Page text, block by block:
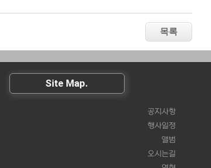
Site Map.
공지사항
행사일정
앨범
오시는길